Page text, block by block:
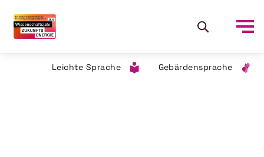
Leichte Sprache Gebärdensprache